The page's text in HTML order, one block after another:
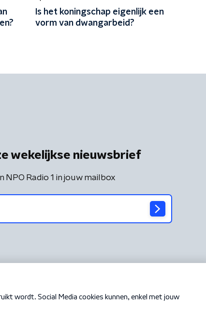
Is het koningschap eigenlijk een
vorm van dwangarbeid?
wekelijkse nieuwsbrief
Radio 1 in jouw mailbox